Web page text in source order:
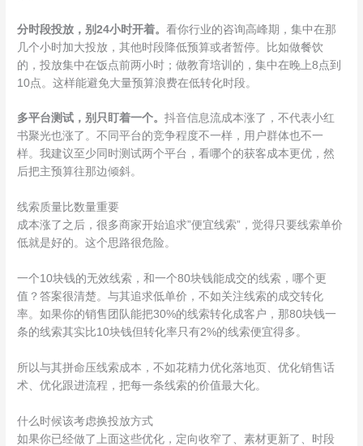
分时段投放，别24小时开着。看你行业的咨询高峰期，集中在那
几个小时加大投放，其他时段降低预算或者暂停。比如做餐饮
的，投放集中在饭点前两小时；做教育培训的，集中在晚上8点到
10点。这样能避免大量预算浪费在低转化时段。
多平台测试，别只盯着一个。抖音信息流成本涨了，不代表小红
书聚光也涨了。不同平台的竞争程度不一样，用户群体也不一
样。我建议至少同时测试两个平台，看哪个的获客成本更优，然
后把主预算往那边倾斜。
线索质量比数量重要
成本涨了之后，很多商家开始追求”便宜线索”，觉得只要线索单价
低就是好的。这个思路很危险。
一个10块钱的无效线索，和一个80块钱能成交的线索，哪个更
值？答案很清楚。与其追求低单价，不如关注线索的成交转化
率。如果你的销售团队能把30%的线索转化成客户，那80块钱一
条的线索其实比10块钱但转化率只有2%的线索便宜得多。
所以与其拼命压线索成本，不如花精力优化落地页、优化销售话
术、优化跟进流程，把每一条线索的价值最大化。
什么时候该考虑换投放方式
如果你已经做了上面这些优化，定向收窄了、素材更新了、时段